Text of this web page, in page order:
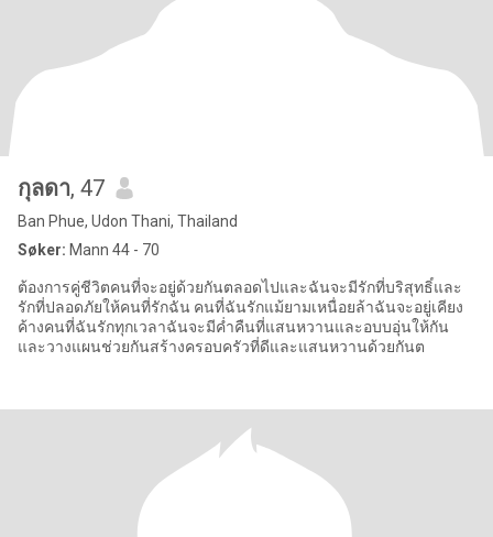
กุลดา, 47
Ban Phue, Udon Thani, Thailand
Søker: Mann 44 - 70
ต้องการคู่ชีวิตคนที่จะอยู่ด้วยกันตลอดไปและฉันจะมีรักที่บริสุทธิ์และ
รักที่ปลอดภัยให้คนที่รักฉัน คนที่ฉันรักแม้ยามเหนื่อยล้าฉันจะอยู่เคียง
ค้างคนที่ฉันรักทุกเวลาฉันจะมีค่ำคืนที่แสนหวานและอบบอุ่นให้กัน
และวางแผนช่วยกันสร้างครอบครัวที่ดีและแสนหวานด้วยกันต